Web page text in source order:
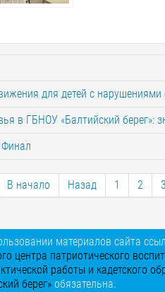
для детей с нарушениями
в ГБНОУ «Балтийский берег»:
В начало Назад 1 2 3
материалов сайта
центра патриотического
работы и кадетского
берег» обязательна.